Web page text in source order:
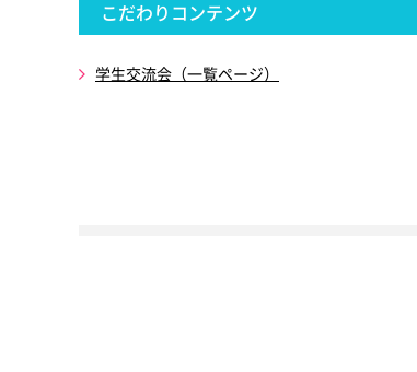
こだわりコンテンツ
学生交流会（一覧ページ）